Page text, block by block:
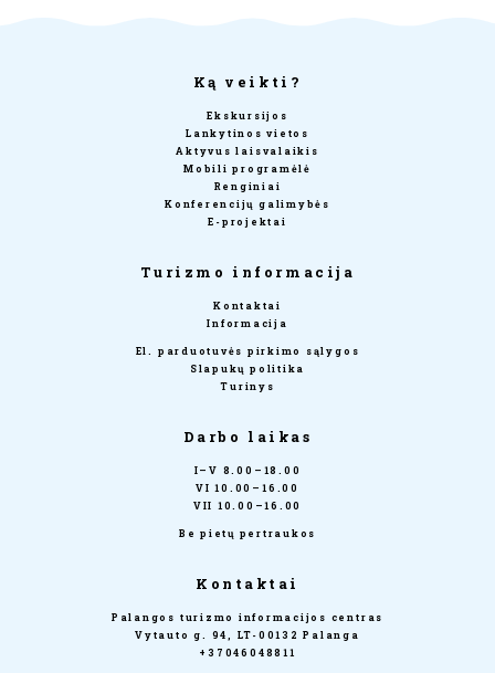
Ką veikti?
Ekskursijos
Lankytinos vietos
Aktyvus laisvalaikis
Mobili programėlė
Renginiai
Konferencijų galimybės
E-projektai
Turizmo informacija
Kontaktai
Informacija
El. parduotuvės pirkimo sąlygos
Slapukų politika
Turinys
Darbo laikas
I–V 8.00–18.00
VI 10.00–16.00
VII 10.00–16.00
Be pietų pertraukos
Kontaktai
Palangos turizmo informacijos centras
Vytauto g. 94, LT-00132 Palanga
+37046048811